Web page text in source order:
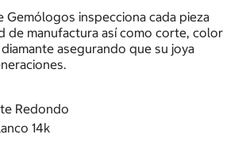
Gemólogos inspecciona cada pieza
de manufactura así como corte, color
asegurando que su joya
Redondo
14k